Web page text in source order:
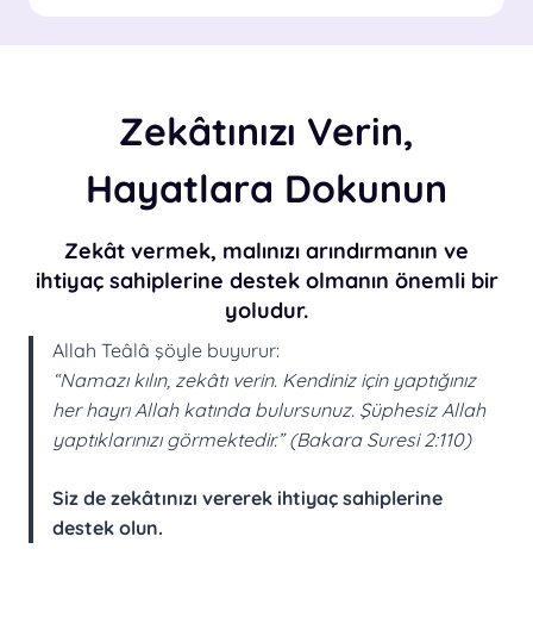
Zekâtınızı Verin,
Hayatlara Dokunun
Zekât vermek, malınızı arındırmanın ve
ihtiyaç sahiplerine destek olmanın önemli bir
yoludur.
Allah Teâlâ şöyle buyurur:
“Namazı kılın, zekâtı verin. Kendiniz için yaptığınız
her hayrı Allah katında bulursunuz. Şüphesiz Allah
yaptıklarınızı görmektedir.” (Bakara Suresi 2:110)
Siz de zekâtınızı vererek ihtiyaç sahiplerine
destek olun.